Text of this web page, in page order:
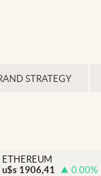
STRATEGY
ETHEREUM
u$s 1906,41 0.00%